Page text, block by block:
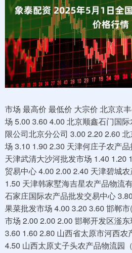
市场 最高价 最低价 大宗价 北京京丰岳各庄农副产品批发市场 5.00 3.60 4.00 北京顺鑫石门国际农产品批发市场集团有限公司北京分公司 3.00 2.20 2.60 北京朝阳区大洋路综合市场 3.10 1.90 2.30 天津何庄子农产品批发市场 2.00 1.40 2.00 天津武清大沙河批发市场 1.40 1.20 1.30 天津市金钟河蔬菜贸易中心 4.00 2.00 2.40 天津碧城农产品批发市场 1.60 1.40 1.50 天津韩家墅海吉星农产品物流有限公司 1.60 1.00 1.30 石家庄国际农产品批发交易中心 3.80 1.40 2.60 乐亭县冀东果菜批发市场 4.00 3.20 3.60 邯郸市(馆陶)金凤禽蛋农贸批发市场 2.00 2.00 2.00 邯郸开发区滏东现代农业管理有限公司 3.60 1.60 2.80 山西省太原市河西农产品有限公司 5.00 4.00 4.50 山西太原丈子头农产品物流园（原城东利民） 5.00 3.00 4.00 山西省长治市紫坊农产品综合交易市场有限公司 3.20 2.60 2.90 山西省晋城市绿欣农产品贸易有限公司 3.00 2.60 2.80 晋城市绿盛农工商实业有限公司农副产品批发市场 2.00 2.00 2.00 山西省朔州大运果菜批发市场有限公司 3.60 3.00 3.30 山西新绛县蔬菜批发市场 1.00 1.00 1.00 运城蔬菜批发市场有限公司 1.60 1.20 1.30 山西汾阳市晋阳农副产品批发市场 -- -- 1.80 内蒙古呼和浩特市东瓦窑农副产品批发市场有限责任公司 5.00 4.00 4.20 呼和浩特市美通首府无公害农产品批发市场 -- -- 4.60 内蒙古保全庄农产品批发市场 4.00 3.00 3.20 内蒙包头市友谊蔬菜批发市场 3.00 3.00 3.00 内蒙赤峰西城市场 2.40 2.00 2.20 鄂尔多斯市万家惠农贸市场有限公司 6.20 5.80 6.00 沈阳盛发菜果批发有限公司 6.00 5.60 5.80 辽宁鞍山宁远农产品批发市场 4.00 1.40 2.70 辽宁阜新市瑞轩蔬菜农副产品综合批发市场 2.80 1.80 2.40 辽宁朝阳市果菜批发市场 2.00 1.40 1.70 白山市星泰批发市场有限公司 -- -- 4.00 哈尔滨哈达农副产品有限公司 4.00 2.40 3.20 黑龙江省华博农产品市场有限公司 2.00 1.00 1.50 上海农产品中心批发市场经营管理有限公司 4.40 3.60 4.00 上海市江桥批发市场经营管理有限公司 6.00 3.40 4.20 南京农副产品物流配送中心有限公司 6.00 5.50 5.75 江苏宜兴市瑞德蔬菜果品批发市场有限公司 6.00 5.60 5.80 江苏无锡朝阳农产品大市场 -- -- 4.83 江苏凌家塘市场发展有限公司 8.00 2.00 5.00 江苏苏州南环桥农副产品批发市场 6.00 1.80 3.90 江苏联谊农副产品批发市场 7.00 3.00 4.20 浙江良渚蔬菜市场开发有限公司 -- -- 6.50 宁波蔬菜批发市场有限公司 6.70 4.90 5.80 嘉善绿洲市场建设有限公司